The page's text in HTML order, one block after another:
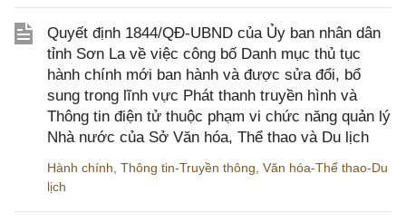
Quyết định 1844/QĐ-UBND của Ủy ban nhân dân
tỉnh Sơn La về việc công bố Danh mục thủ tục
hành chính mới ban hành và được sửa đổi, bổ
sung trong lĩnh vực Phát thanh truyền hình và
Thông tin điện tử thuộc phạm vi chức năng quản lý
Nhà nước của Sở Văn hóa, Thể thao và Du lịch
Hành chính Thông tin-Truyền thông Văn hóa-Thể thao-Du
lịch